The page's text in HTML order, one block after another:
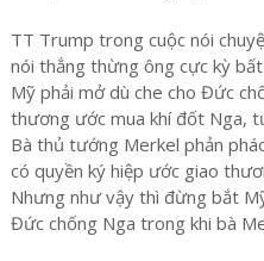
TT Trump trong cuộc nói
nói thẳng thừng ông cực kỳ
Mỹ phải mở dù che cho Đức
thương ước mua khí đốt Nga,
Bà thủ tướng Merkel phản
có quyền ký hiệp ước giao
Nhưng như vậy thì đừng bắt
Đức chống Nga trong khi bà